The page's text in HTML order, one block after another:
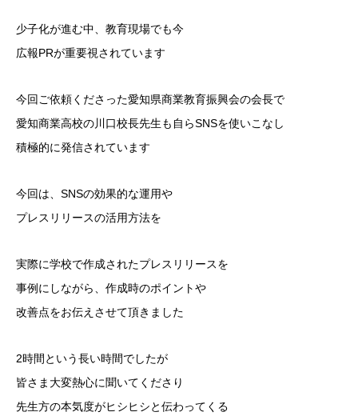
少子化が進む中、教育現場でも今
広報PRが重要視されています
今回ご依頼くださった愛知県商業教育振興会の会長で
愛知商業高校の川口校長先生も自らSNSを使いこなし
積極的に発信されています
今回は、SNSの効果的な運用や
プレスリリースの活用方法を
実際に学校で作成されたプレスリリースを
事例にしながら、作成時のポイントや
改善点をお伝えさせて頂きました
2時間という長い時間でしたが
皆さま大変熱心に聞いてくださり
先生方の本気度がヒシヒシと伝わってくる